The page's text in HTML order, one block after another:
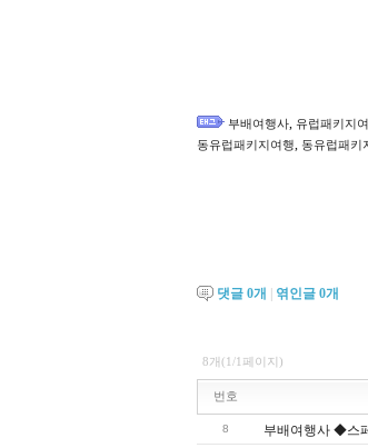
부배여행사, 유럽패키지
동유럽패키지여행, 동유럽패키
댓글 0개 엮인글 0개
8개(1/1페이지)
번호
8 부배여행사 ◆스